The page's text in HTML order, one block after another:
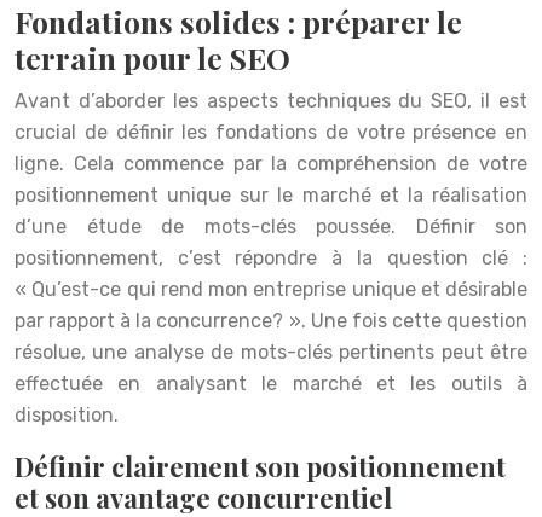
Fondations solides : préparer le
terrain pour le SEO
Avant d’aborder les aspects techniques du SEO, il est
crucial de définir les fondations de votre présence en
ligne. Cela commence par la compréhension de votre
positionnement unique sur le marché et la réalisation
d’une étude de mots-clés poussée. Définir son
positionnement, c’est répondre à la question clé :
« Qu’est-ce qui rend mon entreprise unique et désirable
par rapport à la concurrence? ». Une fois cette question
résolue, une analyse de mots-clés pertinents peut être
effectuée en analysant le marché et les outils à
disposition.
Définir clairement son positionnement
et son avantage concurrentiel